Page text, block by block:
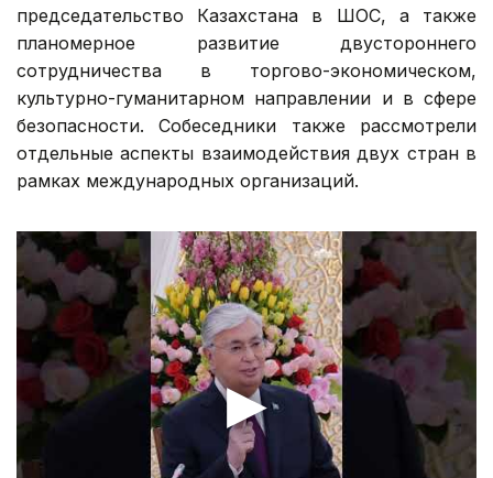
председательство Казахстана в ШОС, а также
планомерное развитие двустороннего
сотрудничества в торгово-экономическом,
культурно-гуманитарном направлении и в сфере
безопасности. Собеседники также рассмотрели
отдельные аспекты взаимодействия двух стран в
рамках международных организаций.